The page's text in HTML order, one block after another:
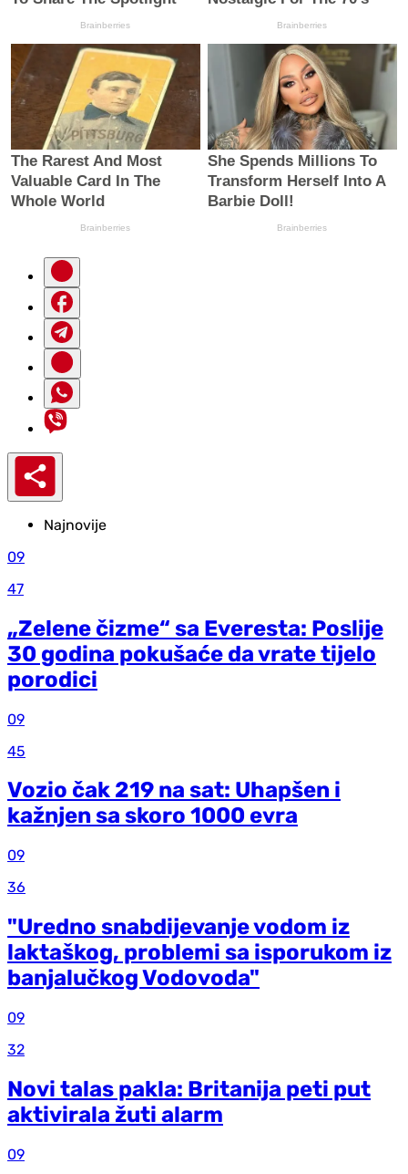
Najnovije
09
47
„Zelene čizme“ sa Everesta: Poslije
30 godina pokušaće da vrate tijelo
porodici
09
45
Vozio čak 219 na sat: Uhapšen i
kažnjen sa skoro 1000 evra
09
36
"Uredno snabdijevanje vodom iz
laktaškog, problemi sa isporukom iz
banjalučkog Vodovoda"
09
32
Novi talas pakla: Britanija peti put
aktivirala žuti alarm
09